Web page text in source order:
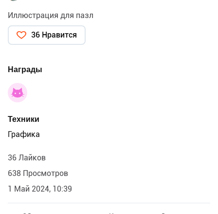
Иллюстрация для пазл
36 Нравится
Награды
Техники
Графика
36 Лайков
638 Просмотров
1 Май 2024, 10:39